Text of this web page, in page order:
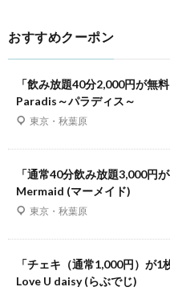
おすすめクーポン
「飲み放題40分2,000円が無
Paradis～パラディス～
東京・秋葉原
「通常40分飲み放題3,000円
Mermaid (マーメイド)
東京・秋葉原
「チェキ（通常1,000円）が1
Love U daisy (らぶでじ)